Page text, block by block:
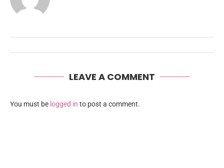
LEAVE A COMMENT
You must be logged in to post a comment.